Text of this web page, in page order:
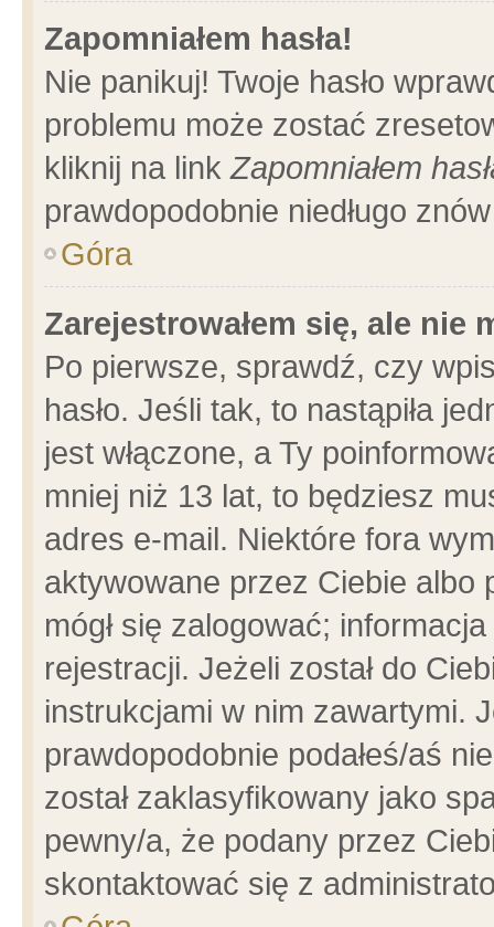
Zapomniałem hasła!
Nie panikuj! Twoje hasło
problemu może zostać
kliknij na linkZapomniałem
prawdopodobnie niedługo
Góra
Zarejestrowałem się, ale nie
Po pierwsze, sprawdź, czy
hasło. Jeśli tak, to nastąpiła
jest włączone, a Ty
mniej niż 13 lat, to będziesz
adres e-mail. Niektóre fora
aktywowane przez Ciebie albo
mógł się zalogować;
rejestracji. Jeżeli został do
instrukcjami w nim zawartymi.
prawdopodobnie podałeś/aś
został zaklasyfikowany jako
pewny/a, że podany przez
skontaktować się z